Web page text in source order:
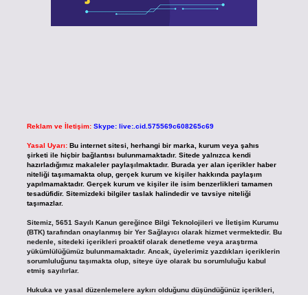
Reklam ve İletişim: Skype: live:.cid.575569c608265c69
Yasal Uyarı: Bu internet sitesi, herhangi bir marka, kurum veya şahıs
şirketi ile hiçbir bağlantısı bulunmamaktadır. Sitede yalnızca kendi
hazırladığımız makaleler paylaşılmaktadır. Burada yer alan içerikler haber
niteliği taşımamakta olup, gerçek kurum ve kişiler hakkında paylaşım
yapılmamaktadır. Gerçek kurum ve kişiler ile isim benzerlikleri tamamen
tesadüfidir. Sitemizdeki bilgiler taslak halindedir ve tavsiye niteliği
taşımazlar.
Sitemiz, 5651 Sayılı Kanun gereğince Bilgi Teknolojileri ve İletişim Kurumu
(BTK) tarafından onaylanmış bir Yer Sağlayıcı olarak hizmet vermektedir. Bu
nedenle, sitedeki içerikleri proaktif olarak denetleme veya araştırma
yükümlülüğümüz bulunmamaktadır. Ancak, üyelerimiz yazdıkları içeriklerin
sorumluluğunu taşımakta olup, siteye üye olarak bu sorumluluğu kabul
etmiş sayılırlar.
Hukuka ve yasal düzenlemelere aykırı olduğunu düşündüğünüz içerikleri,